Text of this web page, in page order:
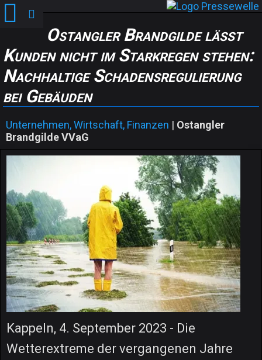
Ostangler Brandgilde lässt
Kunden nicht im Starkregen stehen:
Nachhaltige Schadensregulierung
bei Gebäuden
Unternehmen, Wirtschaft, Finanzen | Ostangler
Brandgilde VVaG
Kappeln, 4. September 2023 - Die
Wetterextreme der vergangenen Jahre